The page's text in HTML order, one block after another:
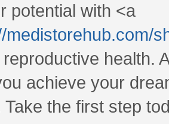
potential with <a
medistorehub.com/
health.
achieve your
the first step